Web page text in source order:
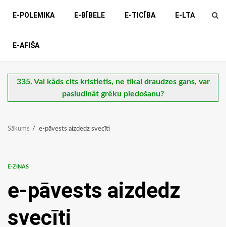
E-POLEMIKA E-BĪBELE E-TICĪBA E-LTA
E-AFIŠA
335. Vai kāds cits kristietis, ne tikai draudzes gans, var
pasludināt grēku piedošanu?
Sākums e-pāvests aizdedz svecīti
E-ZIŅAS
e-pāvests aizdedz
svecīti